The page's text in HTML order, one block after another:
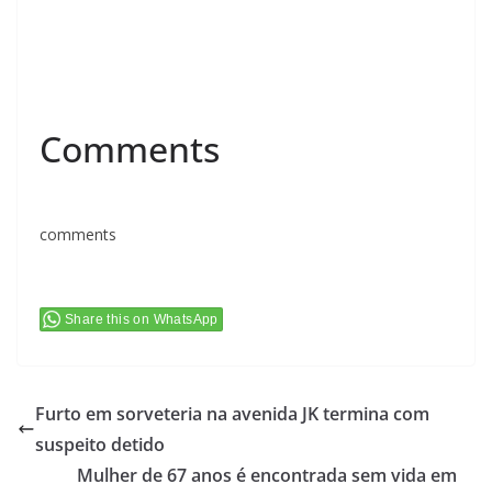
Comments
comments
Share this on WhatsApp
Furto em sorveteria na avenida JK termina com
suspeito detido
Mulher de 67 anos é encontrada sem vida em